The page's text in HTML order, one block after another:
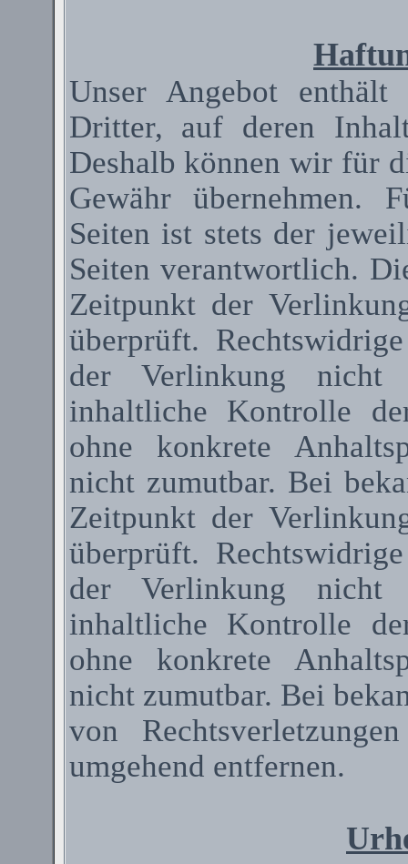
Unser Angebot
Dritter, auf deren
Deshalb können wir für
Gewähr übernehmen.
Seiten ist stets der
Seiten verantwortlich.
Zeitpunkt der
überprüft.
der Verlinkung nicht
inhaltliche Kontrolle
ohne konkrete
nicht zumutbar. Bei
Zeitpunkt der
überprüft.
der Verlinkung nicht
inhaltliche Kontrolle
ohne konkrete
nicht zumutbar. Bei
von
umgehend entfernen.